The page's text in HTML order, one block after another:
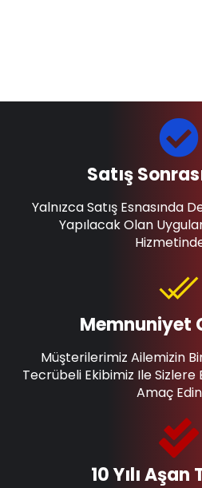
10 Yılı
Memnuniyet
Müşterilerimiz Ailemizin
Tecrübeli Ekibimiz Ile Sizlere
Amaç
Satış
Yalnızca Satış Esnasında
Yapılacak Olan